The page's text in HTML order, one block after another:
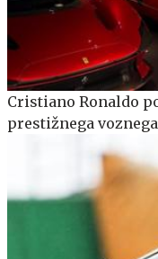
Cristiano Ronaldo
prestižnega